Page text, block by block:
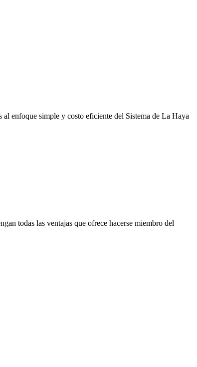
al enfoque simple y costo eficiente del Sistema de La Haya
todas las ventajas que ofrece hacerse miembro del